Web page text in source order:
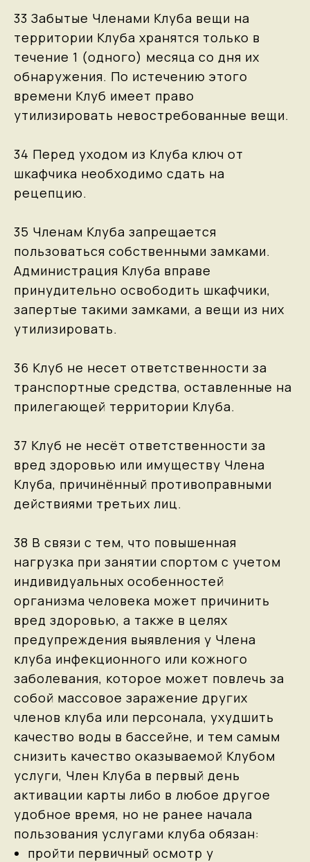
33 Забытые Членами Клуба вещи на
территории Клуба хранятся только в
течение 1 (одного) месяца со дня их
обнаружения. По истечению этого
времени Клуб имеет право
утилизировать невостребованные вещи.
34 Перед уходом из Клуба ключ от
шкафчика необходимо сдать на
рецепцию.
35 Членам Клуба запрещается
пользоваться собственными замками.
Администрация Клуба вправе
принудительно освободить шкафчики,
запертые такими замками, а вещи из них
утилизировать.
36 Клуб не несет ответственности за
транспортные средства, оставленные на
прилегающей территории Клуба.
37 Клуб не несёт ответственности за
вред здоровью или имуществу Члена
Клуба, причинённый противоправными
действиями третьих лиц.
38 В связи с тем, что повышенная
нагрузка при занятии спортом с учетом
индивидуальных особенностей
организма человека может причинить
вред здоровью, а также в целях
предупреждения выявления у Члена
клуба инфекционного или кожного
заболевания, которое может повлечь за
собой массовое заражение других
членов клуба или персонала, ухудшить
качество воды в бассейне, и тем самым
снизить качество оказываемой Клубом
услуги, Член Клуба в первый день
активации карты либо в любое другое
удобное время, но не ранее начала
пользования услугами клуба обязан:
пройти первичный осмотр у